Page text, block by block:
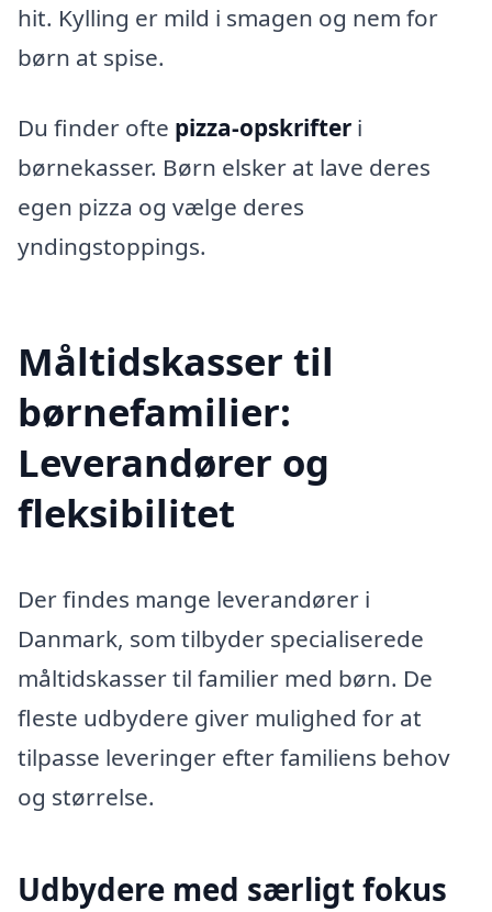
hit. Kylling er mild i smagen og nem for
børn at spise.
Du finder ofte pizza-opskrifter i
børnekasser. Børn elsker at lave deres
egen pizza og vælge deres
yndingstoppings.
Måltidskasser til
børnefamilier:
Leverandører og
fleksibilitet
Der findes mange leverandører i
Danmark, som tilbyder specialiserede
måltidskasser til familier med børn. De
fleste udbydere giver mulighed for at
tilpasse leveringer efter familiens behov
og størrelse.
Udbydere med særligt fokus